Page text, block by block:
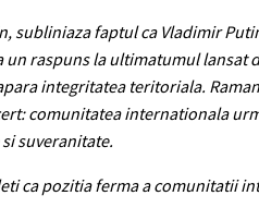
faptul ca Vladimir
raspuns la ultimatumul lansat
integritatea teritoriala.
comunitatea internationala
suveranitate.
ca pozitia ferma a comunitatii